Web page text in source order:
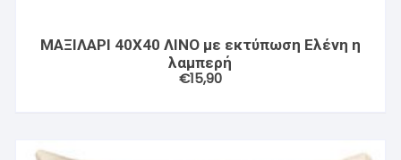
ΜΑΞΙΛΑΡΙ 40X40 ΛΙΝΟ με εκτύπωση Ελένη η
λαμπερή
€15,90